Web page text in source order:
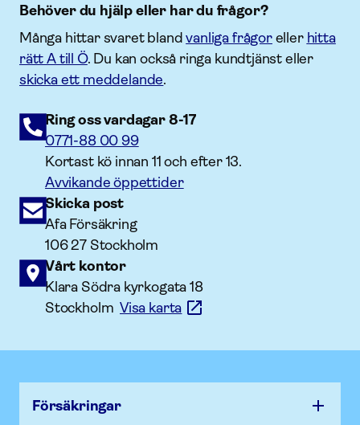
Behöver du hjälp eller har du frågor?
Många hittar svaret blandvanliga frågoreller hitta
rätt A till Ö. Du kan också ringa kundtjänst eller
skicka ett meddelande.
Ring oss vardagar 8-17
0771-88 00 99
Kortast kö innan 11 och efter 13.
Avvikande öppettider
Skicka post
Afa Försäkring
106 27 Stockholm
Vårt kontor
Klara Södra kyrkogata 18
StockholmVisa karta
Försäk­ringar